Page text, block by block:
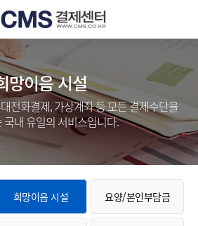
망이음 시설
전화결제, 가상계좌 등 모든 결제수단을
국내 유일의 서비스입니다.
희망이음 시설 요양/본인부담금